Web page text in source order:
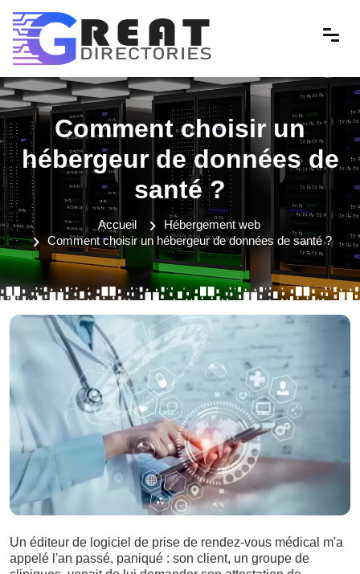
Comment choisir un
hébergeur de données de
santé ?
Accueil
Hébergement web
Comment choisir un hébergeur de données de santé ?
Un éditeur de logiciel de prise de rendez-vous médical m'a
appelé l'an passé, paniqué : son client, un groupe de